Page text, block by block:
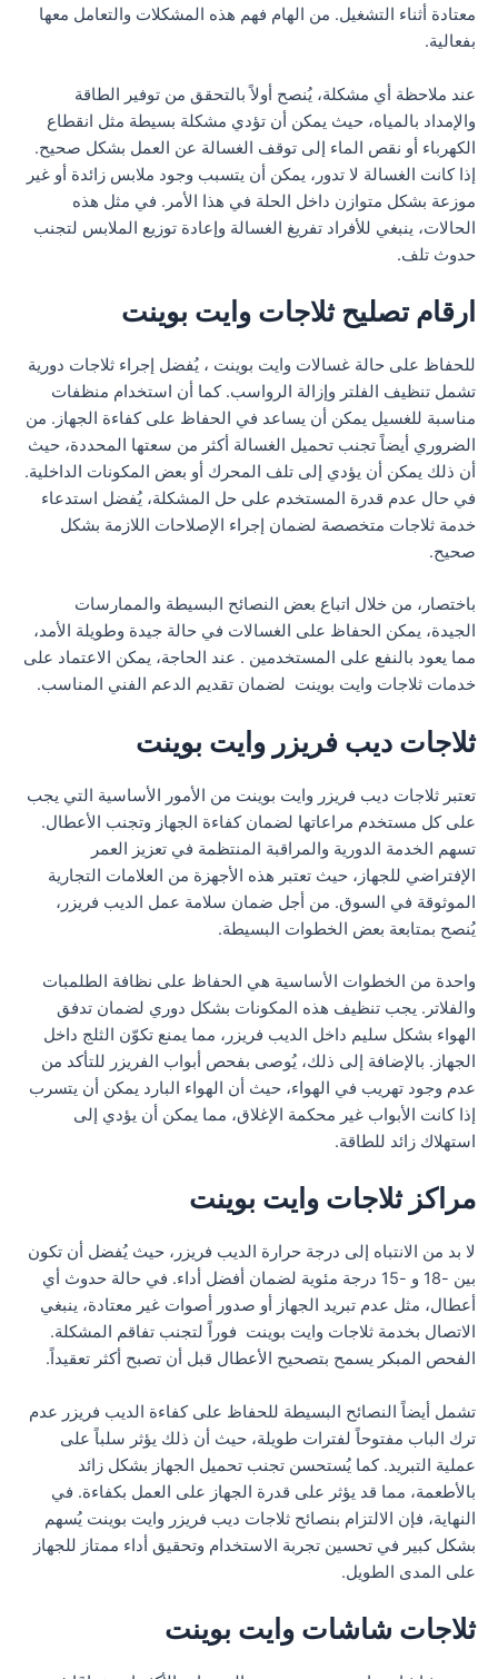
معتادة أثناء التشغيل. من الهام فهم هذه المشكلات والتعامل معها
بفعالية.
عند ملاحظة أي مشكلة، يُنصح أولاً بالتحقق من توفير الطاقة
والإمداد بالمياه، حيث يمكن أن تؤدي مشكلة بسيطة مثل انقطاع
الكهرباء أو نقص الماء إلى توقف الغسالة عن العمل بشكل صحيح.
إذا كانت الغسالة لا تدور، يمكن أن يتسبب وجود ملابس زائدة أو غير
موزعة بشكل متوازن داخل الحلة في هذا الأمر. في مثل هذه
الحالات، ينبغي للأفراد تفريغ الغسالة وإعادة توزيع الملابس لتجنب
حدوث تلف.
ارقام تصليح ثلاجات وايت بوينت
للحفاظ على حالة غسالات وايت بوينت ، يُفضل إجراء ثلاجات دورية
تشمل تنظيف الفلتر وإزالة الرواسب. كما أن استخدام منظفات
مناسبة للغسيل يمكن أن يساعد في الحفاظ على كفاءة الجهاز. من
الضروري أيضاً تجنب تحميل الغسالة أكثر من سعتها المحددة، حيث
أن ذلك يمكن أن يؤدي إلى تلف المحرك أو بعض المكونات الداخلية.
في حال عدم قدرة المستخدم على حل المشكلة، يُفضل استدعاء
خدمة ثلاجات متخصصة لضمان إجراء الإصلاحات اللازمة بشكل
صحيح.
باختصار، من خلال اتباع بعض النصائح البسيطة والممارسات
الجيدة، يمكن الحفاظ على الغسالات في حالة جيدة وطويلة الأمد،
مما يعود بالنفع على المستخدمين . عند الحاجة، يمكن الاعتماد على
خدمات ثلاجات وايت بوينت لضمان تقديم الدعم الفني المناسب.
ثلاجات ديب فريزر وايت بوينت
تعتبر ثلاجات ديب فريزر وايت بوينت من الأمور الأساسية التي يجب
على كل مستخدم مراعاتها لضمان كفاءة الجهاز وتجنب الأعطال.
تسهم الخدمة الدورية والمراقبة المنتظمة في تعزيز العمر
الإفتراضي للجهاز، حيث تعتبر هذه الأجهزة من العلامات التجارية
الموثوقة في السوق. من أجل ضمان سلامة عمل الديب فريزر،
يُنصح بمتابعة بعض الخطوات البسيطة.
واحدة من الخطوات الأساسية هي الحفاظ على نظافة الطلمبات
والفلاتر. يجب تنظيف هذه المكونات بشكل دوري لضمان تدفق
الهواء بشكل سليم داخل الديب فريزر، مما يمنع تكوّن الثلج داخل
الجهاز. بالإضافة إلى ذلك، يُوصى بفحص أبواب الفريزر للتأكد من
عدم وجود تهريب في الهواء، حيث أن الهواء البارد يمكن أن يتسرب
إذا كانت الأبواب غير محكمة الإغلاق، مما يمكن أن يؤدي إلى
استهلاك زائد للطاقة.
مراكز ثلاجات وايت بوينت
لا بد من الانتباه إلى درجة حرارة الديب فريزر، حيث يُفضل أن تكون
بين -18 و -15 درجة مئوية لضمان أفضل أداء. في حالة حدوث أي
أعطال، مثل عدم تبريد الجهاز أو صدور أصوات غير معتادة، ينبغي
الاتصال بخدمة ثلاجات وايت بوينت فوراً لتجنب تفاقم المشكلة.
الفحص المبكر يسمح بتصحيح الأعطال قبل أن تصبح أكثر تعقيداً.
تشمل أيضاً النصائح البسيطة للحفاظ على كفاءة الديب فريزر عدم
ترك الباب مفتوحاً لفترات طويلة، حيث أن ذلك يؤثر سلباً على
عملية التبريد. كما يُستحسن تجنب تحميل الجهاز بشكل زائد
بالأطعمة، مما قد يؤثر على قدرة الجهاز على العمل بكفاءة. في
النهاية، فإن الالتزام بنصائح ثلاجات ديب فريزر وايت بوينت يُسهم
بشكل كبير في تحسين تجربة الاستخدام وتحقيق أداء ممتاز للجهاز
على المدى الطويل.
ثلاجات شاشات وايت بوينت